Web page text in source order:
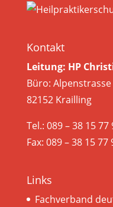
Kontakt
Leitung: HP
Büro: Alpenstrasse
82152 Krailling
Tel.: 089 – 38 15 77
Fax: 089 – 38 15 77
Links
Fachverband